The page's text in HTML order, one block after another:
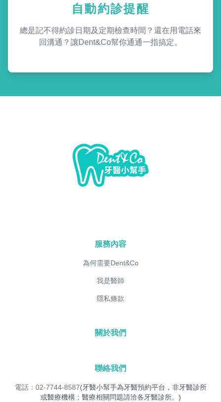
自動約診提醒
總是記不得約診日期及定期檢查時間？還在用電話來
回溝通？讓Dent&Co幫你通通一指搞定。
服務內容
為何需要Dent&Co
我是醫師
隱私條款
關於我們
聯絡我們
電話：02-7744-8587(牙醫小幫手為牙醫預約平台，非牙醫診所
或醫療機構；醫療相關問題請洽各牙醫診所。)